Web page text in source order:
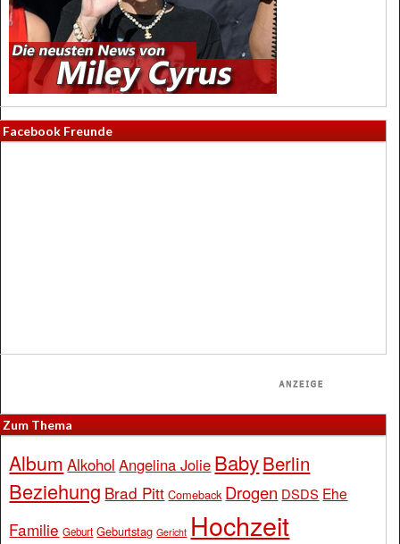
Facebook Freunde
Zum Thema
Album Alkohol Angelina Jolie BabyBerlin
Beziehung Brad Pitt Comeback Drogen DSDS Ehe
Familie Geburt Geburtstag Gericht Hochzeit